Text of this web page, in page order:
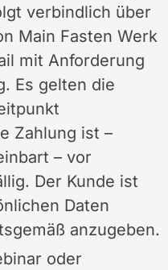
verbindlich über
Main Fasten Werk
mit Anforderung
Es gelten die
Zahlung ist –
– vor
Der Kunde ist
Daten
anzugeben.
oder